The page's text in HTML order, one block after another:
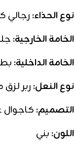
نوع الحذاء: رجالي
الخامة الخارجية:
الخامة الداخلية:
نوع النعل: ربر
التصميم: كاجوال
اللون: بني